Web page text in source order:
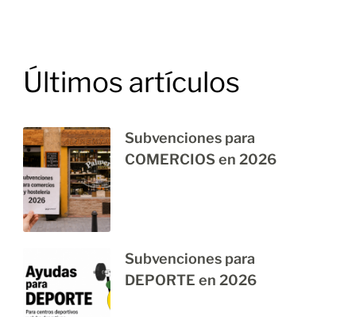
Últimos artículos
Subvenciones para
COMERCIOS en 2026
Subvenciones para
DEPORTE en 2026